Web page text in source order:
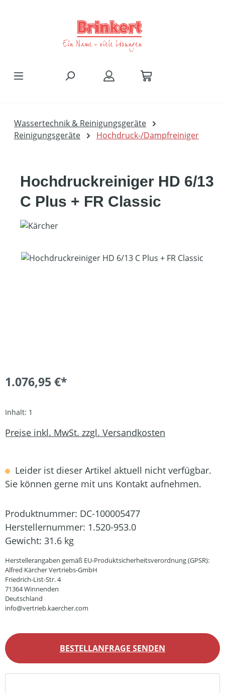
Wassertechnik & Reinigungsgeräte
Reinigungsgeräte
Hochdruck-/Dampfreiniger
Hochdruckreiniger HD 6/13
C Plus + FR Classic
Bildergalerie überspringen
1.076,95 €*
Inhalt: 1
Preise inkl. MwSt. zzgl. Versandkosten
Leider ist dieser Artikel aktuell nicht verfügbar.
Sie können gerne mit uns Kontakt aufnehmen.
Produktnummer: DC-100005477
Herstellernummer: 1.520-953.0
Gewicht: 31.6 kg
Herstellerangaben gemäß EU-Produktsicherheitsverordnung (GPSR):
Alfred Kärcher Vertriebs-GmbH
Friedrich-List-Str. 4
71364 Winnenden
Deutschland
info@vertrieb.kaercher.com
BESTELLANFRAGE SENDEN